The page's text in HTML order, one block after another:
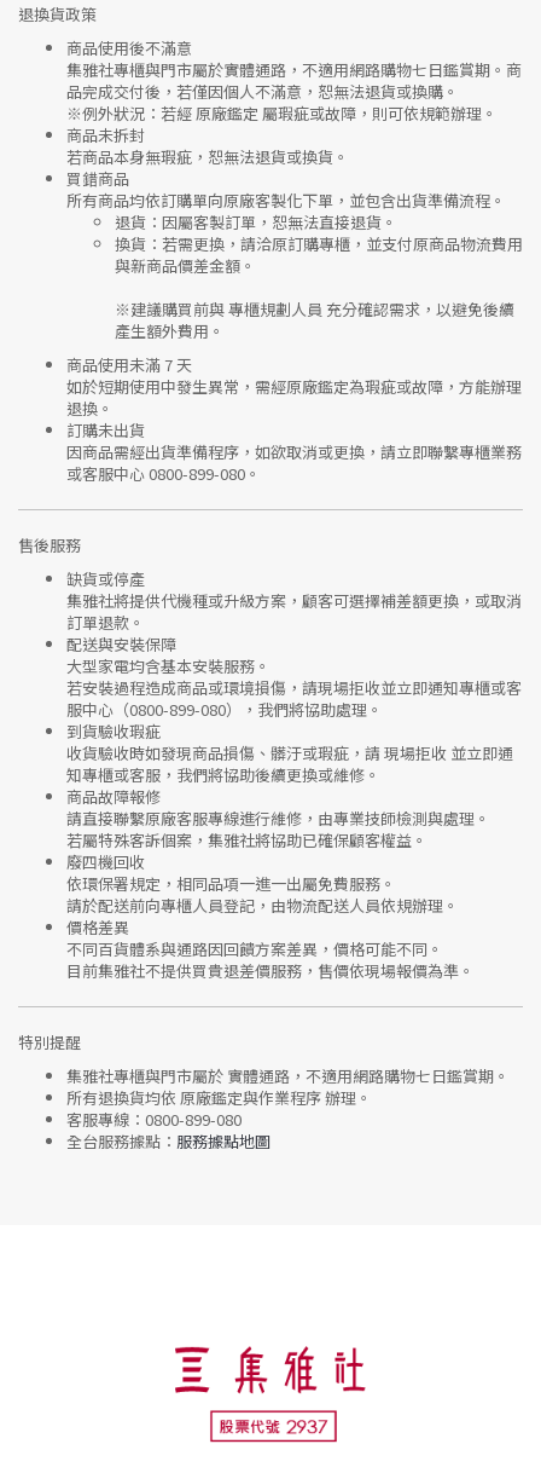
退換貨政策
商品使用後不滿意
集雅社專櫃與門市屬於實體通路，不適用網路購物七日鑑賞期 。商
品完成交付後，若僅因個人不滿意，恕無法退貨或換購。
※例外狀況：若經 原廠鑑定 屬瑕疵或故障，則可依規範辦理。
商品未拆封
若商品本身無瑕疵，恕無法退貨或換貨。
買錯商品
所有商品均依訂購單向原廠客製化下單 ，並包含出貨準備流程。
退貨 ：因屬客製訂單，恕無法直接退貨。
換貨 ：若需更換，請洽原訂購專櫃，並支付原商品物流費用
與新商品價差金額 。
※建議購買前與專櫃規劃人員 充分確認需求，以避免後續
產生額外費用。
商品使用未滿 7 天
如於短期使用中發生異常，需經原廠鑑定為瑕疵或故障，方能辦理
退換。
訂購未出貨
因商品需經出貨準備程序，如欲取消或更換，請立即聯繫專櫃業務
或客服中心 0800-899-080 。
售後服務
缺貨或停產
集雅社將提供代機種或升級方案 ，顧客可選擇補差額更換，或取消
訂單退款。
配送與安裝保障
大型家電均含基本安裝服務。
若安裝過程造成商品或環境損傷，請現場拒收並立即通知專櫃或客
服中心 （0800-899-080），我們將協助處理。
到貨驗收瑕疵
收貨驗收時如發現商品損傷、髒汙或瑕疵 ，請 現場拒收 並立即通
知專櫃或客服，我們將協助後續更換或維修。
商品故障報修
請直接聯繫原廠客服專線進行維修，由專業技師檢測與處理。
若屬特殊客訴個案，集雅社將協助已確保顧客權益。
廢四機回收
依環保署規定，相同品項一進一出屬免費服務。
請於配送前向專櫃人員登記，由物流配送人員依規辦理。
價格差異
不同百貨體系與通路因回饋方案差異，價格可能不同。
目前集雅社不提供買貴退差價服務 ，售價依現場報價為準。
特別提醒
集雅社專櫃與門市屬於 實體通路，不適用網路購物七日鑑賞期 。
所有退換貨均依 原廠鑑定與作業程序辦理。
客服專線： 0800-899-080
全台服務據點： 服務據點地圖